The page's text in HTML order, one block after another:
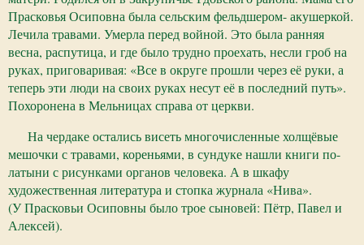
Прасковья Осиповна была сельским фельдшером- акушеркой.
Лечила травами. Умерла перед войной. Это была ранняя
весна, распутица, и где было трудно проехать, несли гроб на
руках, приговаривая: «Все в округе прошли через её руки, а
теперь эти люди на своих руках несут её в последний путь».
Похоронена в Мельницах справа от церкви.
На чердаке остались висеть многочисленные холщёвые
мешочки с травами, кореньями, в сундуке нашли книги по-
латыни с рисунками органов человека. А в шкафу
художественная литература и стопка журнала «Нива».
(У Прасковьи Осиповны было трое сыновей: Пётр, Павел и
Алексей).